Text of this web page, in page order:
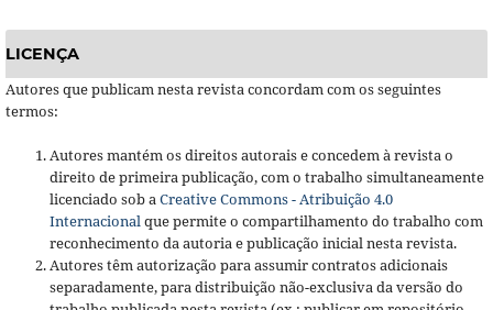
LICENÇA
Autores que publicam nesta revista concordam com os seguintes
termos:
Autores mantém os direitos autorais e concedem à revista o
direito de primeira publicação, com o trabalho simultaneamente
licenciado sob aCreative Commons - Atribuição 4.0
Internacionalque permite o compartilhamento do trabalho com
reconhecimento da autoria e publicação inicial nesta revista.
Autores têm autorização para assumir contratos adicionais
separadamente, para distribuição não-exclusiva da versão do